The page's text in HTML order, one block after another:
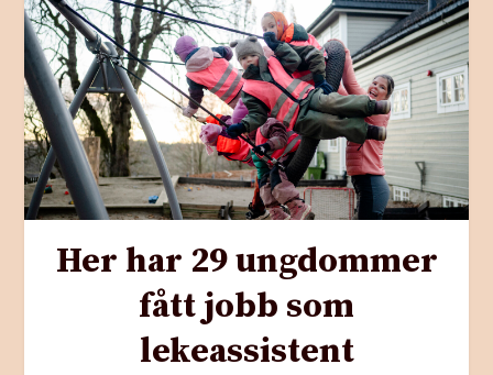
Her har 29 ungdommer
fått jobb som
lekeassistent